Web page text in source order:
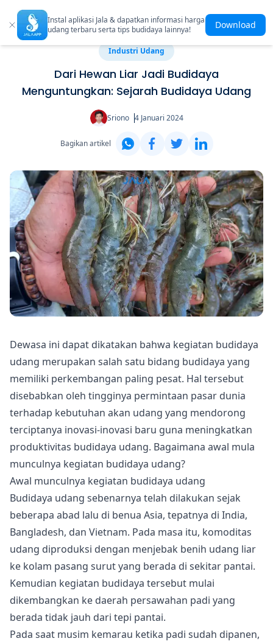
Instal aplikasi Jala & dapatkan informasi harga
udang terbaru serta tips budidaya lainnya!
Download
Industri Udang
Dari Hewan Liar Jadi Budidaya
Menguntungkan: Sejarah Budidaya Udang
Sriono 4 Januari 2024
Bagikan artikel
Dewasa ini dapat dikatakan bahwa kegiatan budidaya
udang merupakan salah satu bidang budidaya yang
memiliki perkembangan paling pesat. Hal tersebut
disebabkan oleh tingginya permintaan pasar dunia
terhadap kebutuhan akan udang yang mendorong
terciptanya inovasi-inovasi baru guna meningkatkan
produktivitas budidaya udang. Bagaimana awal mula
munculnya kegiatan budidaya udang?
Awal munculnya kegiatan budidaya udang
Budidaya udang sebenarnya telah dilakukan sejak
beberapa abad lalu di benua Asia, tepatnya di India,
Bangladesh, dan Vietnam. Pada masa itu, komoditas
udang diproduksi dengan menjebak benih udang liar
ke kolam pasang surut yang berada di sekitar pantai.
Kemudian kegiatan budidaya tersebut mulai
dikembangkan ke daerah persawahan padi yang
berada tidak jauh dari tepi pantai.
Pada saat musim kemarau ketika padi sudah dipanen,